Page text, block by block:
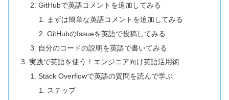
GitHubで英語コメントを追加してみる
まずは簡単な英語コメントを追加してみる
GitHubのIssueを英語で投稿してみる
自分のコードの説明を英語で書いてみる
実践で英語を使う！エンジニア向け英語活用術
Stack Overflowで英語の質問を読んで学ぶ
ステップ